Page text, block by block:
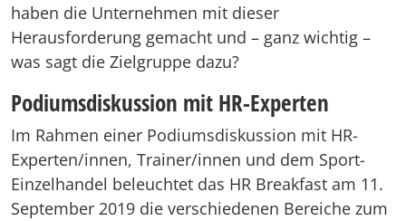
haben die Unternehmen mit dieser
Herausforderung gemacht und – ganz wichtig –
was sagt die Zielgruppe dazu?
Podiumsdiskussion mit HR-Experten
Im Rahmen einer Podiumsdiskussion mit HR-
Experten/innen, Trainer/innen und dem Sport-
Einzelhandel beleuchtet das HR Breakfast am 11.
September 2019 die verschiedenen Bereiche zum